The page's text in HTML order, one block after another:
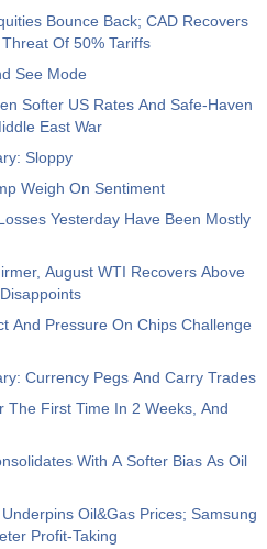
Bounce Back; CAD Recovers
Of 50% Tariffs
See Mode
Softer US Rates And Safe-Haven
East War
Sloppy
Weigh On Sentiment
Yesterday Have Been Mostly
August WTI Recovers Above
And Pressure On Chips Challenge
Currency Pegs And Carry Trades
The First Time In 2 Weeks, And
With A Softer Bias As Oil
Oil&Gas Prices; Samsung
Profit-Taking